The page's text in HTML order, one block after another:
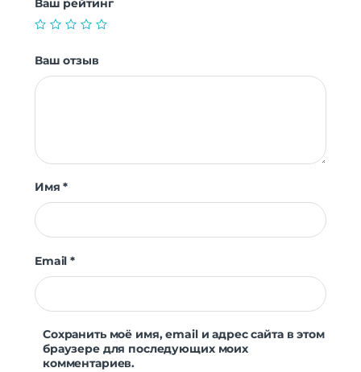
Ваш рейтинг
Ваш отзыв
Имя*
Email*
Сохранить моё имя, email и адрес сайта в этом
браузере для последующих моих
комментариев.